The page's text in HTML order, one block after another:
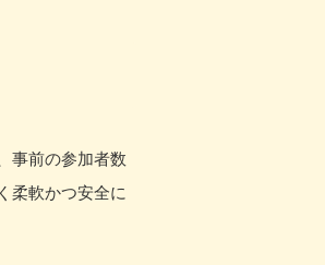
事前の参加者数
柔軟かつ安全に